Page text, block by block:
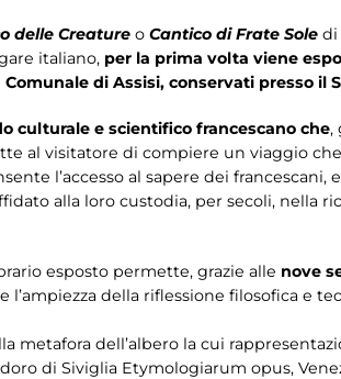
delle Creature o Cantico di Frate Sole di
italiano, per la prima volta viene
di Assisi, conservati presso il
culturale e scientifico francescano che,
al visitatore di compiere un viaggio
l’accesso al sapere dei
alla loro custodia, per secoli, nella
esposto permette, grazie alle nove
l’ampiezza della riflessione filosofica e
metafora dell’albero la cui
di Siviglia Etymologiarum opus,